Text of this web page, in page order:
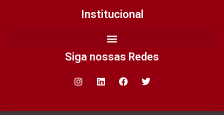
Institucional
Siga nossas Redes